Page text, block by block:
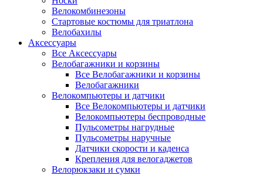
Велокомбинезоны
Стартовые костюмы для триатлона
Велобахилы
Аксессуары
Все Аксессуары
Велобагажники и корзины
Все Велобагажники и корзины
Велобагажники
Велокомпьютеры и датчики
Все Велокомпьютеры и датчики
Велокомпьютеры беспроводные
Пульсометры нагрудные
Пульсометры наручные
Датчики скорости и каденса
Крепления для велогаджетов
Велорюкзаки и сумки